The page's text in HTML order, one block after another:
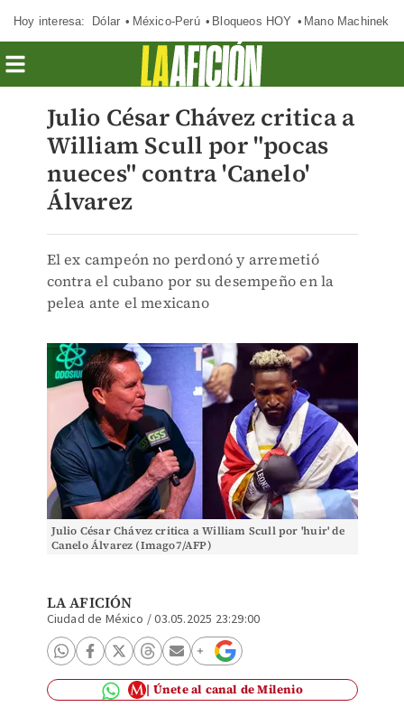
Hoy interesa: Dólar México-Perú Bloqueos HOY Mano Machinek
Julio César Chávez critica a
William Scull por "pocas
nueces" contra 'Canelo'
Álvarez
El ex campeón no perdonó y arremetió
contra el cubano por su desempeño en la
pelea ante el mexicano
Julio César Chávez critica a William Scull por 'huir' de
Canelo Álvarez (Imago7/AFP)
LA AFICIÓN
Ciudad de México /03.05.2025 23:29:00
Únete al canal de Milenio